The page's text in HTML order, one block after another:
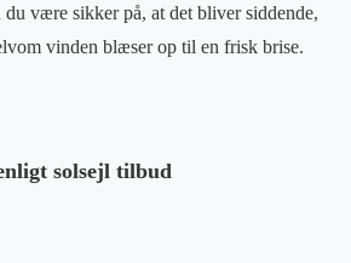
du være sikker på, at det bliver siddende,
vinden blæser op til en frisk brise.
solsejl tilbud